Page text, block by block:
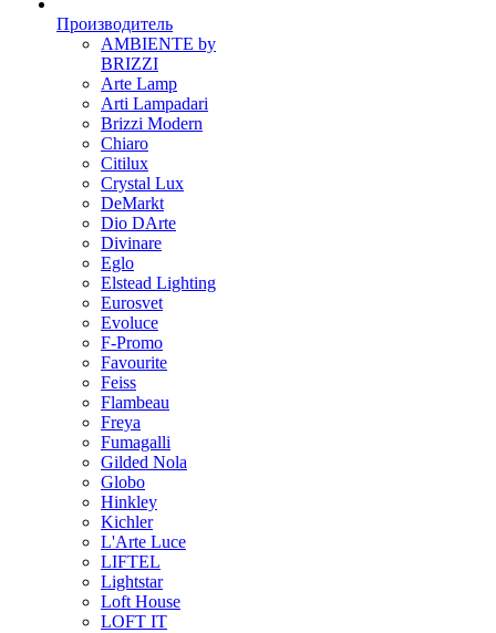
Производитель
AMBIENTE by
BRIZZI
Arte Lamp
Arti Lampadari
Brizzi Modern
Chiaro
Citilux
Crystal Lux
DeMarkt
Dio DArte
Divinare
Eglo
Elstead Lighting
Eurosvet
Evoluce
F-Promo
Favourite
Feiss
Flambeau
Freya
Fumagalli
Gilded Nola
Globo
Hinkley
Kichler
L'Arte Luce
LIFTEL
Lightstar
Loft House
LOFT IT